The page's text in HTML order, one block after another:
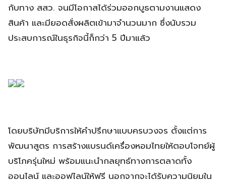
กับทาง สสว. จนมีโอกาสได้ร่วมออกบูธตามงานแสดง
สินค้า และมียอดสั่งผลิตเข้ามาจำนวนมาก ซึ่งนับรวม
ประสบการณ์ในธุรกิจนี้ก็กว่า 5 ปีมาแล้ว
โดยบริษัทมีบริการให้คำปรึกษาแบบครบวงจร ตั้งแต่การ
พัฒนาสูตร การสร้างแบรนด์เครื่องหอมไทยให้ตอบโจทย์ผู้
บริโภครุ่นใหม่ พร้อมแนะนำกลยุทธ์ทางการตลาดทั้ง
ออนไลน์ และออฟไลน์ให้ฟรี นอกจากจะได้รับความนิยมใน